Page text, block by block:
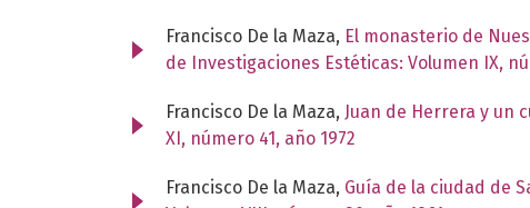
Francisco De la Maza, El monasterio de
de Investigaciones Estéticas: Volumen IX,
Francisco De la Maza, Juan de Herrera y un
XI, número 41, año 1972
Francisco De la Maza, Guía de la ciudad de